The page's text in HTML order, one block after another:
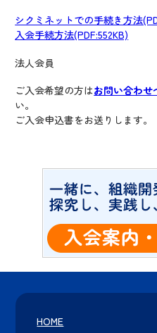
シクミネットでの手続き方法
入会手続方法(PDF:552KB)
法人会員
ご入会希望の方はお問い合わせ
い。
ご入会申込書をお送りします。
HOME